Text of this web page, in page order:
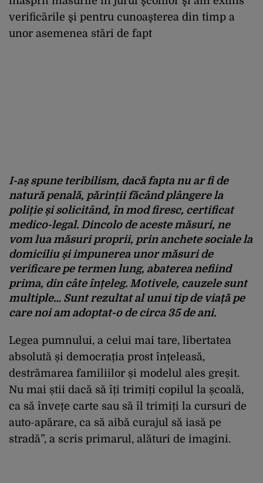
verificările şi pentru cunoaşterea din timp a
unor asemenea stări de fapt
I-aș spune teribilism, dacă fapta nu ar fi de
natură penală, părinții făcând plângere la
poliție și solicitând, în mod firesc, certificat
medico-legal. Dincolo de aceste măsuri, ne
vom lua măsuri proprii, prin anchete sociale la
domiciliu și impunerea unor măsuri de
verificare pe termen lung, abaterea nefiind
prima, din câte înțeleg. Motivele, cauzele sunt
multiple… Sunt rezultat al unui tip de viață pe
care noi am adoptat-o de circa 35 de ani.
Legea pumnului, a celui mai tare, libertatea
absolută și democrația prost înțeleasă,
destrămarea familiilor și modelul ales greșit.
Nu mai știi dacă să îți trimiți copilul la școală,
ca să învețe carte sau să îl trimiți la cursuri de
auto-apărare, ca să aibă curajul să iasă pe
stradă”, a scris primarul, alături de imagini.